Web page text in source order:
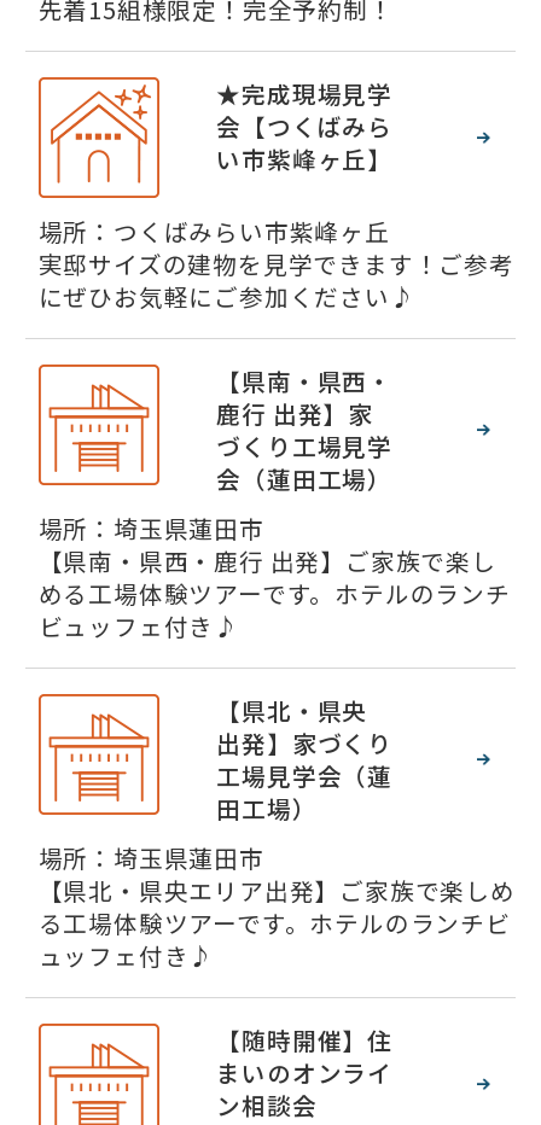
先着15組様限定！完全予約制！
★完成現場見学
会【つくばみら
い市紫峰ヶ丘】
場所：つくばみらい市紫峰ヶ丘
実邸サイズの建物を見学できます！ご参考
にぜひお気軽にご参加ください♪
【県南・県西・
鹿行 出発】家
づくり工場見学
会（蓮田工場）
場所：埼玉県蓮田市
【県南・県西・鹿行 出発】ご家族で楽し
める工場体験ツアーです。ホテルのランチ
ビュッフェ付き♪
【県北・県央
出発】家づくり
工場見学会（蓮
田工場）
場所：埼玉県蓮田市
【県北・県央エリア出発】ご家族で楽しめ
る工場体験ツアーです。ホテルのランチビ
ュッフェ付き♪
【随時開催】住
まいのオンライ
ン相談会